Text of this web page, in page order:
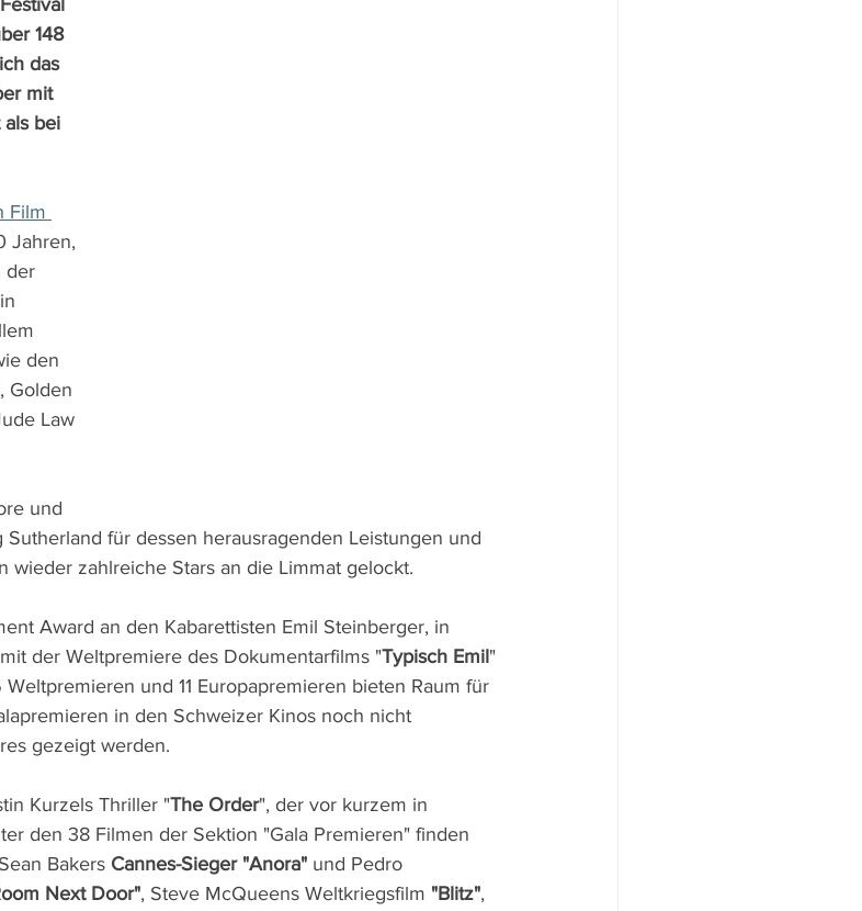
148
das
mit
bei
Film
Jahren,
der
den
Golden
Law
und
für dessen herausragenden Leistungen und
wieder zahlreiche Stars an die Limmat gelockt.
Award an den Kabarettisten Emil Steinberger, in
der Weltpremiere des Dokumentarfilms "Typisch Emil"
und 11 Europapremieren bieten Raum für
in den Schweizer Kinos noch nicht
gezeigt werden.
Kurzels Thriller "The Order", der vor kurzem in
den 38 Filmen der Sektion "Gala Premieren" finden
Bakers Cannes-Sieger "Anora" und Pedro
Next Door", Steve McQueens Weltkriegsfilm "Blitz",